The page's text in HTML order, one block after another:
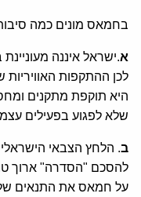
בחמאס מונים כמה
א.ישראל איננה
לכן ההתקפות
היא תוקפת מתקנים
שלא לפגוע בפעילים
ב. הלחץ הצבאי
להסכם "הסדרה" ארוך
על חמאס את התנאים